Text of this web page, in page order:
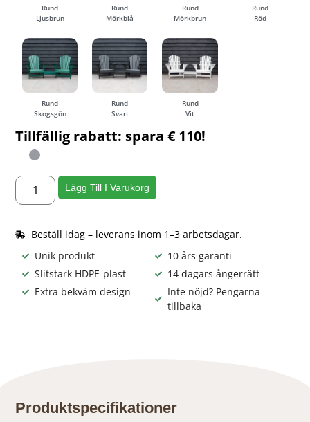
Rund
Ljusbrun
Rund
Mörkblå
Rund
Mörkbrun
Rund
Röd
Rund
Skogsgön
Rund
Svart
Rund
Vit
Tillfällig rabatt: spara € 110!
Lägg Till I Varukorg
Beställ idag – leverans inom 1–3 arbetsdagar.
Unik produkt
Slitstark HDPE-plast
Extra bekväm design
10 års garanti
14 dagars ångerrätt
Inte nöjd? Pengarna
tillbaka
Produktspecifikationer